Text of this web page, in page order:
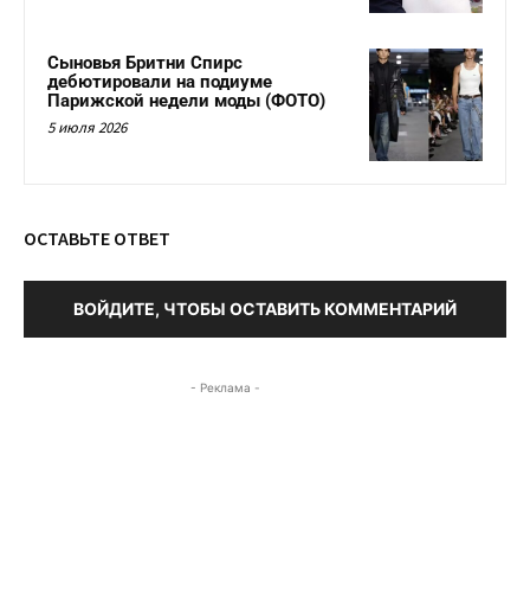
Сыновья Бритни Спирс
дебютировали на подиуме
Парижской недели моды (ФОТО)
5 июля 2026
ОСТАВЬТЕ ОТВЕТ
ВОЙДИТЕ, ЧТОБЫ ОСТАВИТЬ КОММЕНТАРИЙ
- Реклама -